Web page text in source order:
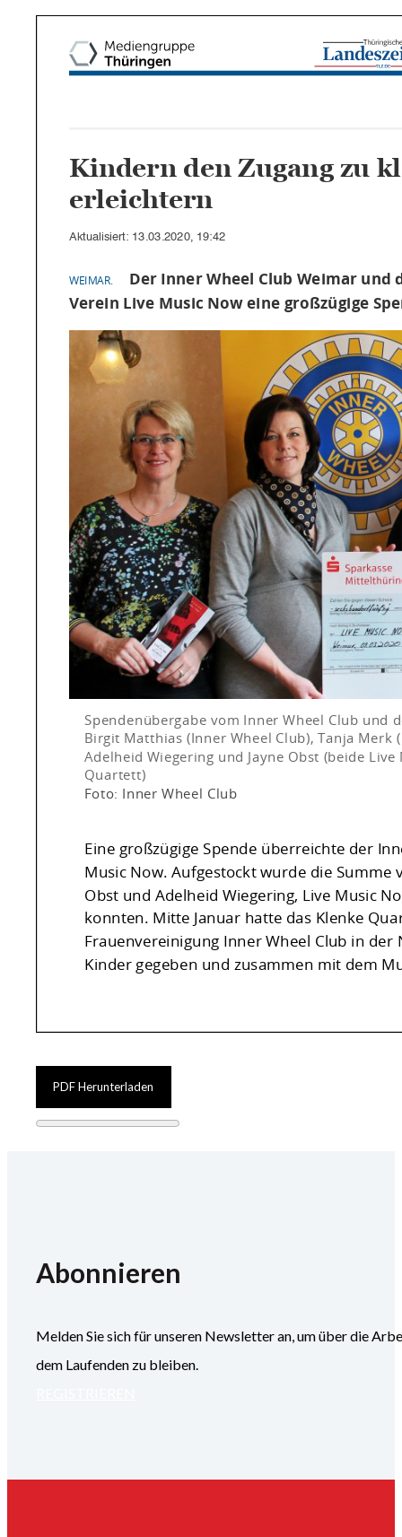
PDF Herunterladen
Abonnieren
Melden Sie sich für unseren Newsletter an, um über die
dem Laufenden zu bleiben.